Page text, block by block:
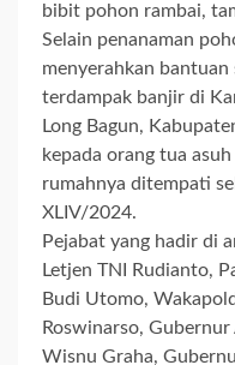
bibit pohon rambai,
Selain penanaman
menyerahkan bantuan
terdampak banjir di
Long Bagun,
kepada orang tua
rumahnya ditempati
XLIV/2024.
Pejabat yang hadir di
Letjen TNI Rudianto,
Budi Utomo,
Roswinarso,
Wisnu Graha,